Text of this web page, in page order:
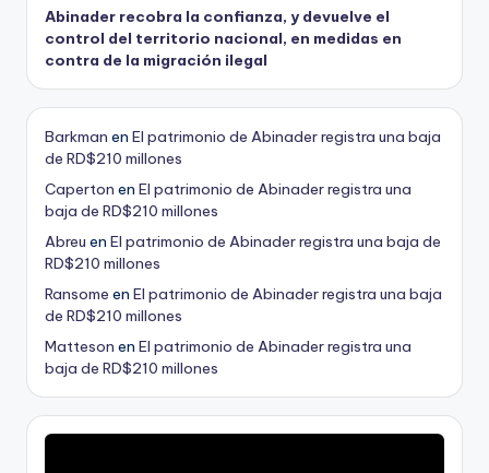
Abinader recobra la confianza, y devuelve el
control del territorio nacional, en medidas en
contra de la migración ilegal
Barkman en El patrimonio de Abinader registra una baja
de RD$210 millones
Caperton en El patrimonio de Abinader registra una
baja de RD$210 millones
Abreu en El patrimonio de Abinader registra una baja de
RD$210 millones
Ransome en El patrimonio de Abinader registra una baja
de RD$210 millones
Matteson en El patrimonio de Abinader registra una
baja de RD$210 millones